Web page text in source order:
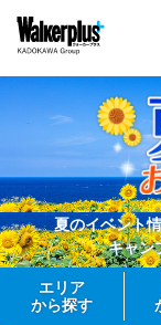
夏のイベント
キャン
エリア
から探す